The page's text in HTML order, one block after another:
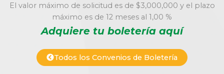
El valor máximo de solicitud es de $3,000,000 y el plazo
máximo es de 12 meses al 1,00 %
Adquiere tu boletería aquí
Todos los Convenios de Boletería